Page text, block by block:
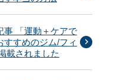
事 「運動＋ケアで
すめのジム/フィ
載されました